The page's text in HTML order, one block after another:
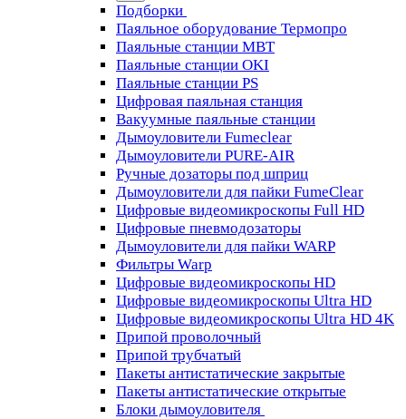
Подборки
Паяльное оборудование Термопро
Паяльные станции MBT
Паяльные станции OKI
Паяльные станции PS
Цифровая паяльная станция
Вакуумные паяльные станции
Дымоуловители Fumeclear
Дымоуловители PURE-AIR
Ручные дозаторы под шприц
Дымоуловители для пайки FumeClear
Цифровые видеомикроскопы Full HD
Цифровые пневмодозаторы
Дымоуловители для пайки WARP
Фильтры Warp
Цифровые видеомикроскопы HD
Цифровые видеомикроскопы Ultra HD
Цифровые видеомикроскопы Ultra HD 4K
Припой проволочный
Припой трубчатый
Пакеты антистатические закрытые
Пакеты антистатические открытые
Блоки дымоуловителя